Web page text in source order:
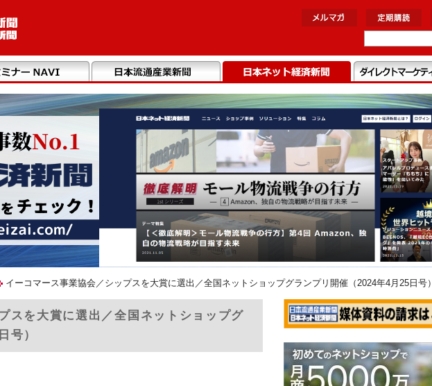
イーコマース事業協会／シップスを大賞に選出／全国ネットショップグランプリ開催（2024年4月25日号）
スを大賞に選出／全国ネットショップグ
号）